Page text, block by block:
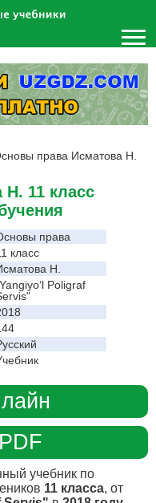
права Исматова Н.
11 класс
права
класс
Н.
Poligraf
учебник по
11 класса, от